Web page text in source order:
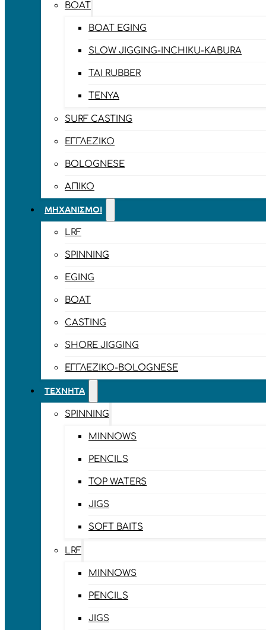
BOAT
BOAT EGING
SLOW JIGGING-INCHIKU-KABURA
TAI RUBBER
TENYA
SURF CASTING
ΕΓΓΛΈΖΙΚΟ
BOLOGNESE
ΑΠΊΚΟ
ΜΗΧΑΝΙΣΜΟΊ
LRF
SPINNING
EGING
BOAT
CASTING
SHORE JIGGING
ΕΓΓΛΈΖΙΚΟ-BOLOGNESE
ΤΕΧΝΗΤΆ
SPINNING
MINNOWS
PENCILS
TOP WATERS
JIGS
SOFT BAITS
LRF
MINNOWS
PENCILS
JIGS